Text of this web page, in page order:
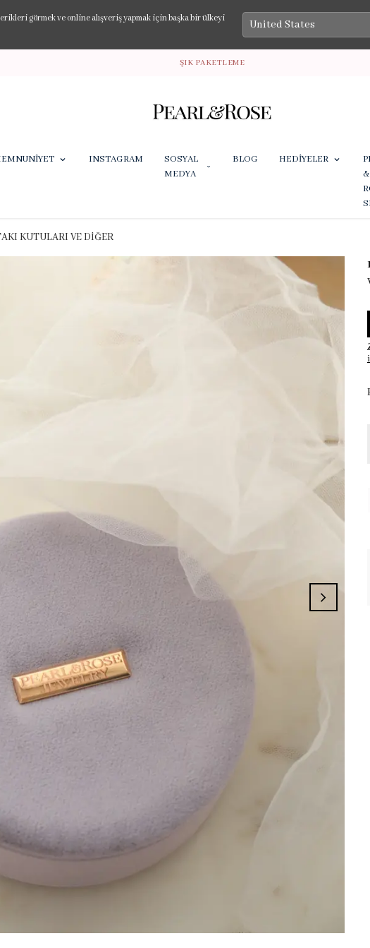
görmek ve online alışveriş yapmak için başka bir ülkeyi
ŞIK PAKETLEME
INSTAGRAM
SOSYAL
MEDYA
BLOG HEDİYELER
&
KUTULARI VE DİĞER